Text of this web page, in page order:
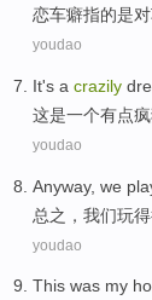
恋车癖指的是对
youdao
It's a crazily
这是一个有点
youdao
Anyway, we
总之 ， 我们玩
youdao
This was my